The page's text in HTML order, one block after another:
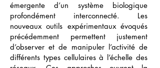
émergente d’un système biologique
profondément interconnecté. Les
nouveaux outils expérimentaux évoqués
précédemment permettent justement
d’observer et de manipuler l’activité de
différents types cellulaires à l’échelle des